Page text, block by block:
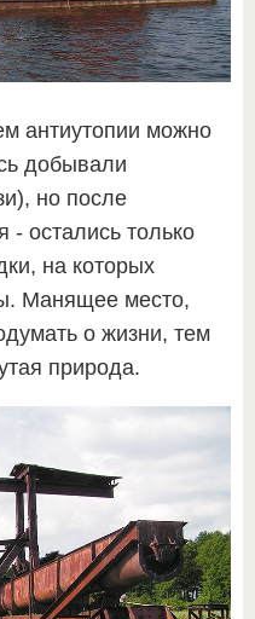
антиутопии можно
добывали
но после
- остались только
на которых
Манящее место,
о жизни, тем
природа.